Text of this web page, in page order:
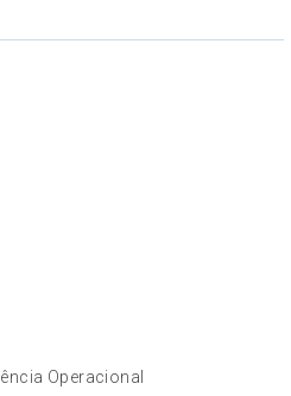
Operacional